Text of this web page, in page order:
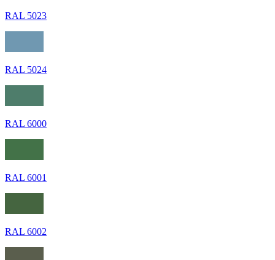
RAL 5023
RAL 5024
RAL 6000
RAL 6001
RAL 6002